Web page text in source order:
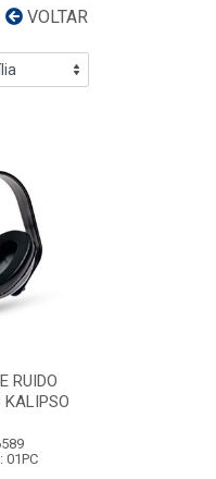
VOLTAR
RUIDO
KALIPSO
01PC